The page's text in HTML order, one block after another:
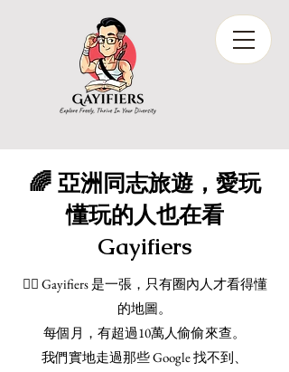
🌈 亞洲同志旅遊，愛玩
懂玩的人也在看
Gayifiers
🏳️‍🌈 Gayifiers 是一張，只有圈內人才看得懂
的地圖。
每個月，有超過10萬人偷偷來查。
我們實地走過那些 Google 找不到、